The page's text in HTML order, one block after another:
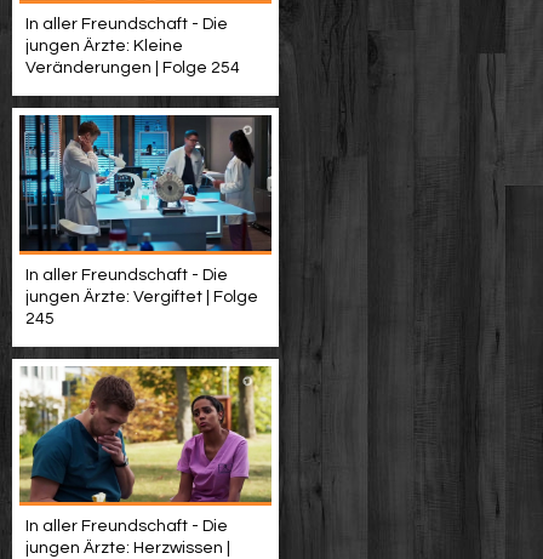
In aller Freundschaft - Die
jungen Ärzte: Kleine
Veränderungen | Folge 254
In aller Freundschaft - Die
jungen Ärzte: Vergiftet | Folge
245
In aller Freundschaft - Die
jungen Ärzte: Herzwissen |